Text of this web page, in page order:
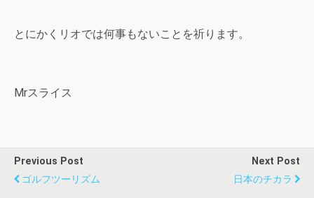
とにかくリオでは何事もないことを祈ります。
Mrスライス
Previous Post
ゴルフツーリズム
Next Post
日本のチカラ